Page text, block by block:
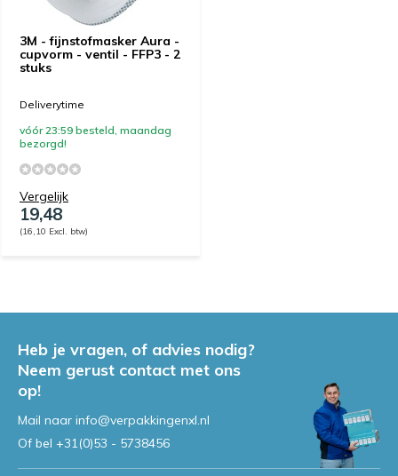
3M - fijnstofmasker Aura -
cupvorm - ventil - FFP3 - 2
stuks
Deliverytime
vóór 23:59 besteld, maandag
bezorgd!
Vergelijk
19,48
(16,10 Excl. btw)
Heb je vragen, of advies nodig?
Neem gerust contact met ons
op!
Mail naar info@verpakkingenxl.nl
Of bel +31(0)53 - 5738456